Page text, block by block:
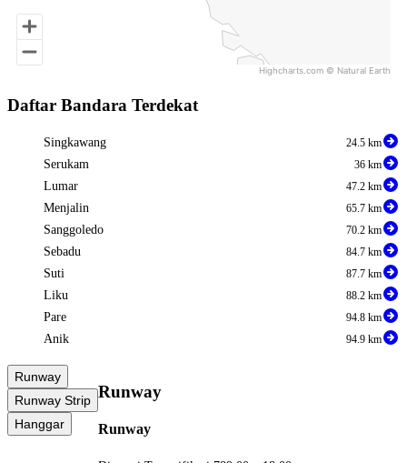
Highcharts.com © Natural Earth
Daftar Bandara Terdekat
Singkawang 24.5 km
Serukam 36 km
Lumar 47.2 km
Menjalin 65.7 km
Sanggoledo 70.2 km
Sebadu 84.7 km
Suti 87.7 km
Liku 88.2 km
Pare 94.8 km
Anik 94.9 km
Runway
Runway Strip
Hanggar
Runway
Runway